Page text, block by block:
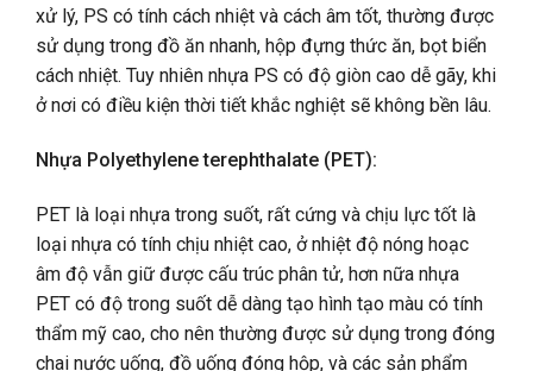
xử lý, PS có tính cách nhiệt và cách âm tốt, thường được
sử dụng trong đồ ăn nhanh, hộp đựng thức ăn, bọt biển
cách nhiệt. Tuy nhiên nhựa PS có độ giòn cao dễ gãy, khi
ở nơi có điều kiện thời tiết khắc nghiệt sẽ không bền lâu.
Nhựa Polyethylene terephthalate (PET):
PET là loại nhựa trong suốt, rất cứng và chịu lực tốt là
loại nhựa có tính chịu nhiệt cao, ở nhiệt độ nóng hoạc
âm độ vẫn giữ được cấu trúc phân tử, hơn nữa nhựa
PET có độ trong suốt dễ dàng tạo hình tạo màu có tính
thẩm mỹ cao, cho nên thường được sử dụng trong đóng
chai nước uống, đồ uống đóng hộp, và các sản phẩm